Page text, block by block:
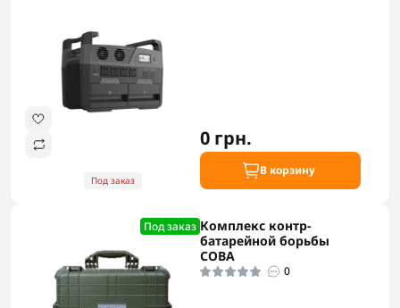
Под заказ
0 грн.
В корзину
Под заказ Комплекс контр-
батарейной борьбы
СОВА
0